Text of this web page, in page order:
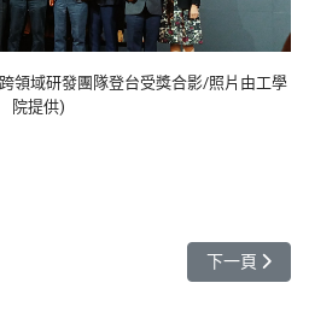
領域研發團隊登台受獎合影/照片由工學
院提供)
語化學習計畫再創佳績 三大學院齊獲
下一篇文章:
下一頁